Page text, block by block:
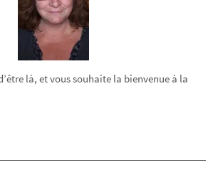
là, et vous souhaite la bienvenue à la